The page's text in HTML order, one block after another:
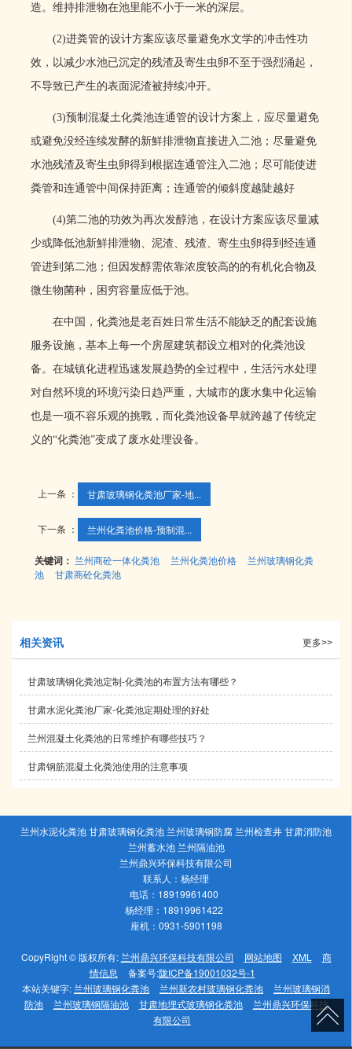
造。维持排泄物在池里能不小于一米的深层。
(2)进粪管的设计方案应该尽量避免水文学的冲击性功
效，以减少水池已沉定的残渣及寄生虫卵不至于强烈涌起，
不导致已产生的表面泥渣被持续冲开。
(3)预制混凝土化粪池连通管的设计方案上，应尽量避免
或避免没经连续发酵的新鮮排泄物直接进入二池；尽量避免
水池残渣及寄生虫卵得到根据连通管注入二池；尽可能使进
粪管和连通管中间保持距离；连通管的倾斜度越陡越好
(4)第二池的功效为再次发醇池，在设计方案应该尽量减
少或降低池新鮮排泄物、泥渣、残渣、寄生虫卵得到经连通
管进到第二池；但因发醇需依靠浓度较高的的有机化合物及
微生物菌种，困穷容量应低于池。
在中国，化粪池是老百姓日常生活不能缺乏的配套设施
服务设施，基本上每一个房屋建筑都设立相对的化粪池设
备。在城镇化进程迅速发展趋势的全过程中，生活污水处理
对自然环境的环境污染日趋严重，大城市的废水集中化运输
也是一项不容乐观的挑戰，而化粪池设备早就跨越了传统定
义的“化粪池”变成了废水处理设备。
上一条 ： 甘肃玻璃钢化粪池厂家-地...
下一条 ： 兰州化粪池价格​-预制混...
关键词： 兰州商砼一体化粪池 兰州化粪池价格
兰州玻璃钢化粪
池
甘肃商砼化粪池
相关资讯 更多>>
甘肃玻璃钢化粪池定制-化粪池的布置方法有哪些？
甘肃水泥化粪池厂家​-化粪池定期处理的好处
兰州混凝土化粪池​的日常维护有哪些技巧？
甘肃钢筋混凝土化粪池​使用的注意事项
兰州水泥化粪池 甘肃玻璃钢化粪池 兰州玻璃钢防腐 兰州检查井 甘肃消防池
兰州蓄水池 兰州隔油池
兰州鼎兴环保科技有限公司
联系人：杨经理
电话：18919961400
杨经理：18919961422
座机：0931-5901198
CopyRight © 版权所有: 兰州鼎兴环保科技有限公司 网站地图 XML
商
情信息
备案号:陇ICP备19001032号-1
本站关键字: 兰州玻璃钢化粪池 兰州新农村玻璃钢化粪池
兰州玻璃钢消
防池
兰州玻璃钢隔油池 甘肃地埋式玻璃钢化粪池
兰州鼎兴环保科技
有限公司